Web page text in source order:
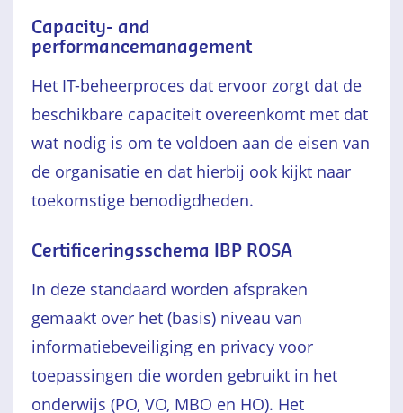
Capacity- and
performancemanagement
Het IT-beheerproces dat ervoor zorgt dat de
beschikbare capaciteit overeenkomt met dat
wat nodig is om te voldoen aan de eisen van
de organisatie en dat hierbij ook kijkt naar
toekomstige benodigdheden.
Certificeringsschema IBP ROSA
In deze standaard worden afspraken
gemaakt over het (basis) niveau van
informatiebeveiliging en privacy voor
toepassingen die worden gebruikt in het
onderwijs (PO, VO, MBO en HO). Het